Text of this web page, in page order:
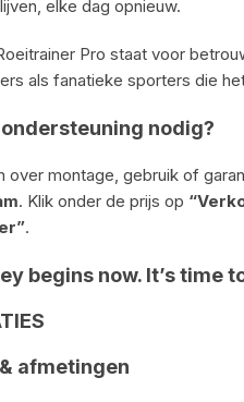
elke dag opnieuw.
Pro staat voor
als fanatieke sporters die
nodig?
over montage, gebruik of
. Klik onder de prijs op
.
begins now. It’s time
afmetingen